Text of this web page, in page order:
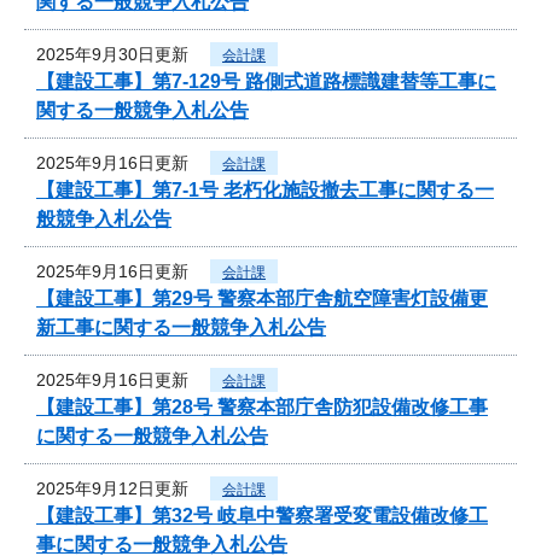
2025年9月30日更新 会計課
【建設工事】第7-129号 路側式道路標識建替等工事に
関する一般競争入札公告
2025年9月16日更新 会計課
【建設工事】第7-1号 老朽化施設撤去工事に関する一
般競争入札公告
2025年9月16日更新 会計課
【建設工事】第29号 警察本部庁舎航空障害灯設備更
新工事に関する一般競争入札公告
2025年9月16日更新 会計課
【建設工事】第28号 警察本部庁舎防犯設備改修工事
に関する一般競争入札公告
2025年9月12日更新 会計課
【建設工事】第32号 岐阜中警察署受変電設備改修工
事に関する一般競争入札公告